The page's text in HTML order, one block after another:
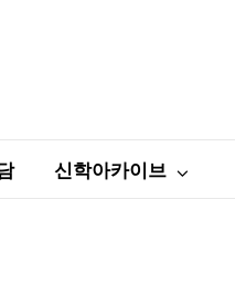
신학아카이브